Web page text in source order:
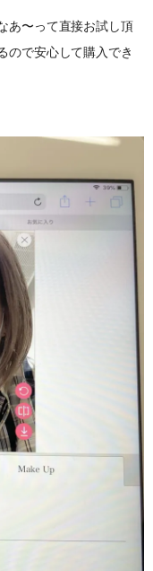
あ〜って直接お試し頂
ので安心して購入でき